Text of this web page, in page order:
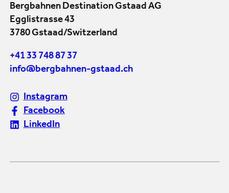
Bergbahnen Destination Gstaad AG
Egglistrasse 43
3780 Gstaad/Switzerland
+41 33 748 87 37
info@bergbahnen-gstaad.ch
Instagram
Facebook
LinkedIn